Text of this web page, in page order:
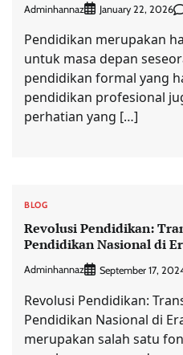
Adminhannaz January 22, 2026
Pendidikan merupakan
untuk masa depan
pendidikan formal yang
pendidikan profesional
perhatian yang […]
BLOG
Revolusi Pendidikan:
Pendidikan Nasional di
Adminhannaz September 17,
Revolusi Pendidikan:
Pendidikan Nasional di
merupakan salah satu